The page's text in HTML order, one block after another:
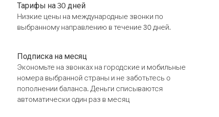
Тарифы на 30 дней
Низкие цены на международные звонки по
выбранному направлению в течение 30 дней.
Подписка на месяц
Экономьте на звонках на городские и мобильные
номера выбранной страны и не заботьтесь о
пополнении баланса. Деньги списываются
автоматически один раз в месяц